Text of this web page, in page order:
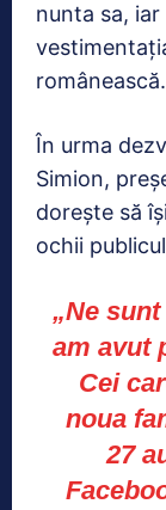
nunta sa,
românească.
În urma
Simion,
dorește să
ochii
„Ne
am avut
Cei
noua
27